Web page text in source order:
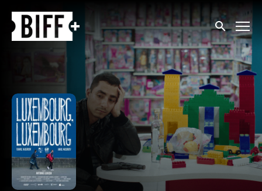
Tilgjengelighetslenker
Søk